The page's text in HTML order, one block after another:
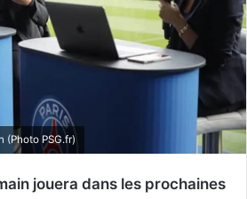
(Photo PSG.fr)
jouera dans les prochaines